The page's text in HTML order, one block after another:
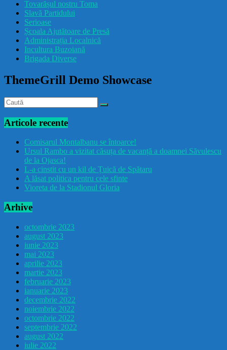
drăcușorulbuzoian
Tovarășul nostru Toma
Slavă Partidului
Serioase
Școala Ajutătoare de Presă
Administrația Localnică
Incultura Buzoiană
Brigada Diverse
ThemeGrill Demo Showcase
Articole recente
Comisarul Montalbanu se întoarce!
Ursul Rambo a vizitat căsuța de vacanță a doamnei Săvulescu
de la Ojasca!
L-a cinstit cu un kil de Țuică de Spătaru
A lăsat politica pentru cele sfinte
Vioreta de la Stadionul Gloria
Arhive
octombrie 2023
august 2023
iunie 2023
mai 2023
aprilie 2023
martie 2023
februarie 2023
ianuarie 2023
decembrie 2022
noiembrie 2022
octombrie 2022
septembrie 2022
august 2022
iulie 2022